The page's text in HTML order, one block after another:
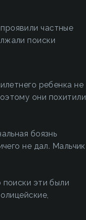
частные
поиски
ребенка не
они похитили
боязнь
не дал. Мальчик
эти были